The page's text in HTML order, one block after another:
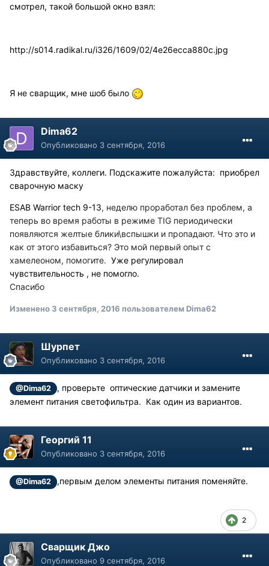
смотрел, такой большой окно взял:
http://s014.radikal.ru/i326/1609/02/4e26ecca880c.jpg
Я не сварщик, мне шоб было
Dima62
Опубликовано 3 сентября, 2016
Здравствуйте, коллеги. Подскажите пожалуйста: приобрел
сварочную маску
ESAB Warrior tech 9-13, неделю проработал без проблем, а
теперь во время работы в режиме TIG периодически
появляются желтые блики\вспышки и пропадают. Что это и
как от этого избавиться? Это мой первый опыт с
хамелеоном, помогите. Уже регулировал
чувствительность , не помогло.
Спасибо
Изменено 3 сентября, 2016 пользователем Dima62
Шурпет
Опубликовано 3 сентября, 2016
@Dima62
, проверьте оптические датчики и замените
элемент питания светофильтра. Как один из вариантов.
Георгий 11
Опубликовано 3 сентября, 2016
@Dima62 ,первым делом элементы питания поменяйте.
2
Cварщик Джо
Опубликовано 9 сентября, 2016